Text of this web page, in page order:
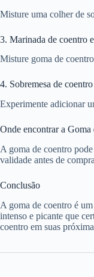
Misture uma colher de
3. Marinada de coentro
Misture goma de
4. Sobremesa de
Experimente adicionar
Onde encontrar a Goma
A goma de coentro
validade antes de
Conclusão
A goma de coentro é
intenso e picante que
coentro em suas